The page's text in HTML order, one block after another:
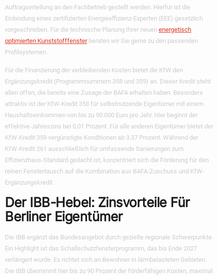
Auftragserteilung an den Fachbetrieb gestellt werden. Hierfür ist die
Einbindung eines zertifizierten Energieeffizienz-Experten (EEE) gesetzlich
vorgeschrieben. Für die technische Planung Ihrer neuen energetisch
optimierten Kunststofffensterberaten wir Sie gerne zu den passenden
Profilsystemen.
Für die Finanzierung der verbleibenden Kosten bietet die KfW den
Ergänzungskredit (Programmnummern 358 und 359) an. Dieser Kredit steht
allen offen, die bereits eine Zusage der BAFA erhalten haben. Besonders
attraktiv ist der KfW-Kredit 358 für selbstnutzende Eigentümer mit einem
Haushaltseinkommen von bis zu 90.000 Euro pro Jahr. Hier beginnt der
effektive Jahreszins bei 0,01 Prozent. Für alle anderen Eigentümer bietet der
KfW-Kredit 359 vergünstigte Konditionen ab 3.37 Prozent. Während der
KfW-Kredit 261 ausschließlich für umfassende Sanierungen zum
Effizienzhaus-Standard gedacht ist, konzentriert sich die Förderung für den
reinen Fenstertausch auf die Kombination aus BAFA-Zuschuss und KfW-
Ergänzungskredit.
Der IBB-Hebel: Zinsvorteile Für
Berliner Eigentümer
Die IBB ergänzt das Bundesangebot durch gezielte regionale Schwerpunkte.
Ein Highlight ist das Schallschutzfensterprogramm, das bis Ende 2027
verlängert wurde. Es richtet sich an Bewohner in lärmbelasteten Gebieten.
Die IBB übernimmt hier bis zu 90 Prozent der förderfähigen Kosten, maximal